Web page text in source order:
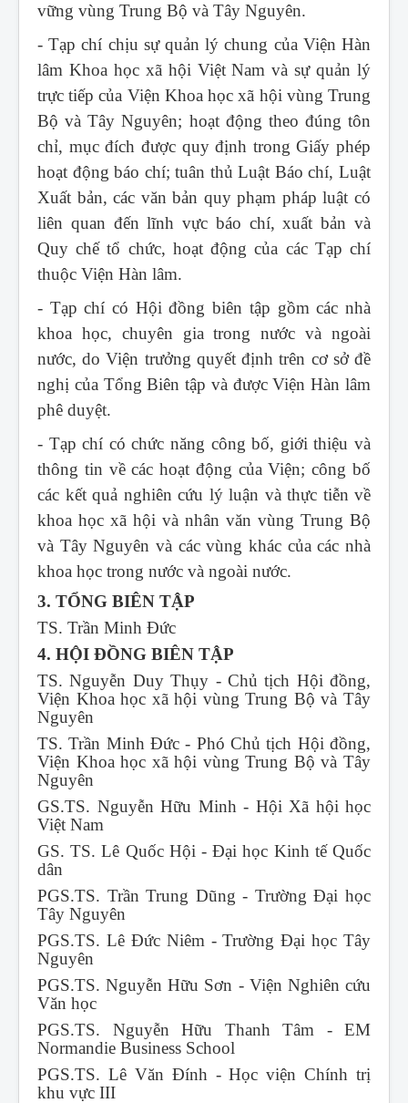
vững vùng Trung Bộ và Tây Nguyên.
- Tạp chí chịu sự quản lý chung của Viện Hàn
lâm Khoa học xã hội Việt Nam và sự quản lý
trực tiếp của Viện Khoa học xã hội vùng Trung
Bộ và Tây Nguyên; hoạt động theo đúng tôn
chỉ, mục đích được quy định trong Giấy phép
hoạt động báo chí; tuân thủ Luật Báo chí, Luật
Xuất bản, các văn bản quy phạm pháp luật có
liên quan đến lĩnh vực báo chí, xuất bản và
Quy chế tổ chức, hoạt động của các Tạp chí
thuộc Viện Hàn lâm.
- Tạp chí có Hội đồng biên tập gồm các nhà
khoa học, chuyên gia trong nước và ngoài
nước, do Viện trưởng quyết định trên cơ sở đề
nghị của Tổng Biên tập và được Viện Hàn lâm
phê duyệt.
- Tạp chí có chức năng công bố, giới thiệu và
thông tin về các hoạt động của Viện; công bố
các kết quả nghiên cứu lý luận và thực tiễn về
khoa học xã hội và nhân văn vùng Trung Bộ
và Tây Nguyên và các vùng khác của các nhà
khoa học trong nước và ngoài nước.
3. TỔNG BIÊN TẬP
TS. Trần Minh Đức
4. HỘI ĐỒNG BIÊN TẬP
TS. Nguyễn Duy Thụy - Chủ tịch Hội đồng,
Viện Khoa học xã hội vùng Trung Bộ và Tây
Nguyên
TS. Trần Minh Đức - Phó Chủ tịch Hội đồng,
Viện Khoa học xã hội vùng Trung Bộ và Tây
Nguyên
GS.TS. Nguyễn Hữu Minh - Hội Xã hội học
Việt Nam
GS. TS. Lê Quốc Hội - Đại học Kinh tế Quốc
dân
PGS.TS. Trần Trung Dũng - Trường Đại học
Tây Nguyên
PGS.TS. Lê Đức Niêm - Trường Đại học Tây
Nguyên
PGS.TS. Nguyễn Hữu Sơn - Viện Nghiên cứu
Văn học
PGS.TS. Nguyễn Hữu Thanh Tâm - EM
Normandie Business School
PGS.TS. Lê Văn Đính - Học viện Chính trị
khu vực III